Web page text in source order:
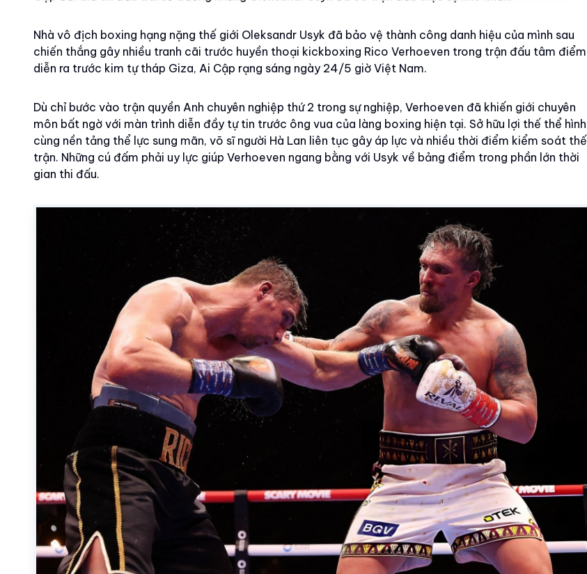
Nhà vô địch boxing hạng nặng thế giới Oleksandr Usyk đã bảo vệ thành công danh hiệu của mình sau
chiến thắng gây nhiều tranh cãi trước huyền thoại kickboxing Rico Verhoeven trong trận đấu tâm điểm
diễn ra trước kim tự tháp Giza, Ai Cập rạng sáng ngày 24/5 giờ Việt Nam.
Dù chỉ bước vào trận quyền Anh chuyên nghiệp thứ 2 trong sự nghiệp, Verhoeven đã khiến giới chuyên
môn bất ngờ với màn trình diễn đầy tự tin trước ông vua của làng boxing hiện tại. Sở hữu lợi thế thể hình
cùng nền tảng thể lực sung mãn, võ sĩ người Hà Lan liên tục gây áp lực và nhiều thời điểm kiểm soát thế
trận. Những cú đấm phải uy lực giúp Verhoeven ngang bằng với Usyk về bảng điểm trong phần lớn thời
gian thi đấu.